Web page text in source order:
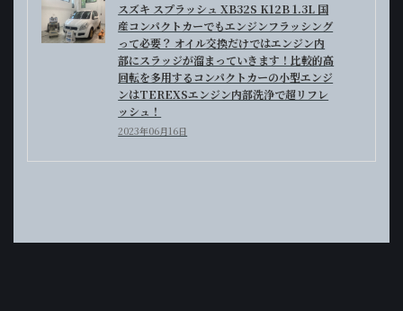
スズキ スプラッシュ XB32S K12B 1.3L 国
産コンパクトカーでもエンジンフラッシング
って必要？ オイル交換だけではエンジン内
部にスラッジが溜まっていきます！比較的高
回転を多用するコンパクトカーの小型エンジ
ンはTEREXSエンジン内部洗浄で超リフレ
ッシュ！
2023年06月16日